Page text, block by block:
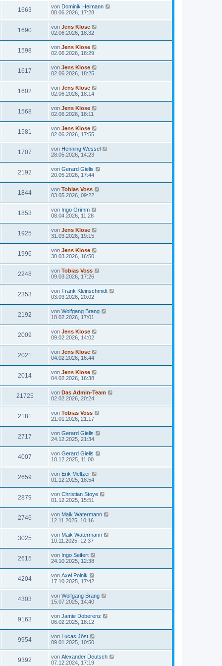
1663 von Dominik Heimann
08.06.2026, 17:28
1690 von Jens Klose
02.06.2026, 18:32
1598 von Jens Klose
02.06.2026, 18:29
1617 von Jens Klose
02.06.2026, 18:25
1602 von Jens Klose
02.06.2026, 18:14
1568 von Jens Klose
02.06.2026, 18:11
1581 von Jens Klose
02.06.2026, 17:55
1707 von Henning Wessel
28.05.2026, 14:23
2192 von Gerard Gielis
20.05.2026, 17:44
1844 von Tobias Voss
03.05.2026, 09:22
1853 von Ingo Grimm
08.04.2026, 11:28
1925 von Jens Klose
31.03.2026, 19:15
1996 von Jens Klose
30.03.2026, 16:50
2248 von Tobias Voss
09.03.2026, 17:26
2353 von Frank Kleinschmidt
03.03.2026, 20:02
2192 von Wolfgang Brang
18.02.2026, 17:01
2009 von Jens Klose
09.02.2026, 14:02
2021 von Jens Klose
04.02.2026, 16:44
2014 von Jens Klose
04.02.2026, 16:38
21725 von Das Admin-Team
02.02.2026, 20:24
2181 von Tobias Voss
21.01.2026, 21:17
2717 von Gerard Gielis
24.12.2025, 21:34
4007 von Gerard Gielis
18.12.2025, 11:00
2659 von Erik Meltzer
01.12.2025, 18:54
2879 von Christian Stoye
01.12.2025, 15:51
2746 von Maik Watermann
12.11.2025, 10:16
3025 von Maik Watermann
10.11.2025, 12:37
2615 von Ingo Seifert
24.10.2025, 12:38
4204 von Axel Polnik
17.10.2025, 17:42
4303 von Wolfgang Brang
15.07.2025, 14:40
9163 von Jamie Doberenz
06.02.2025, 18:12
9954 von
Lucas Jöst
09.01.2025, 10:50
9392 von Alexander Deutsch
07.12.2024, 17:19